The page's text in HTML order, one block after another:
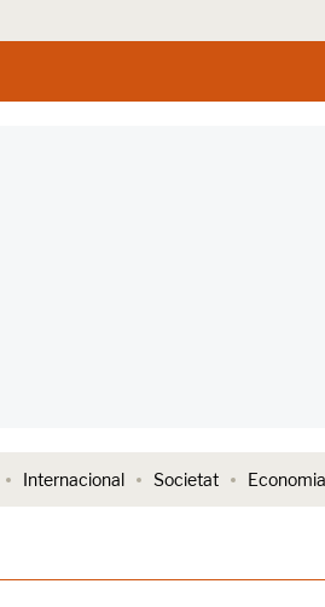
Internacional Societat Economia